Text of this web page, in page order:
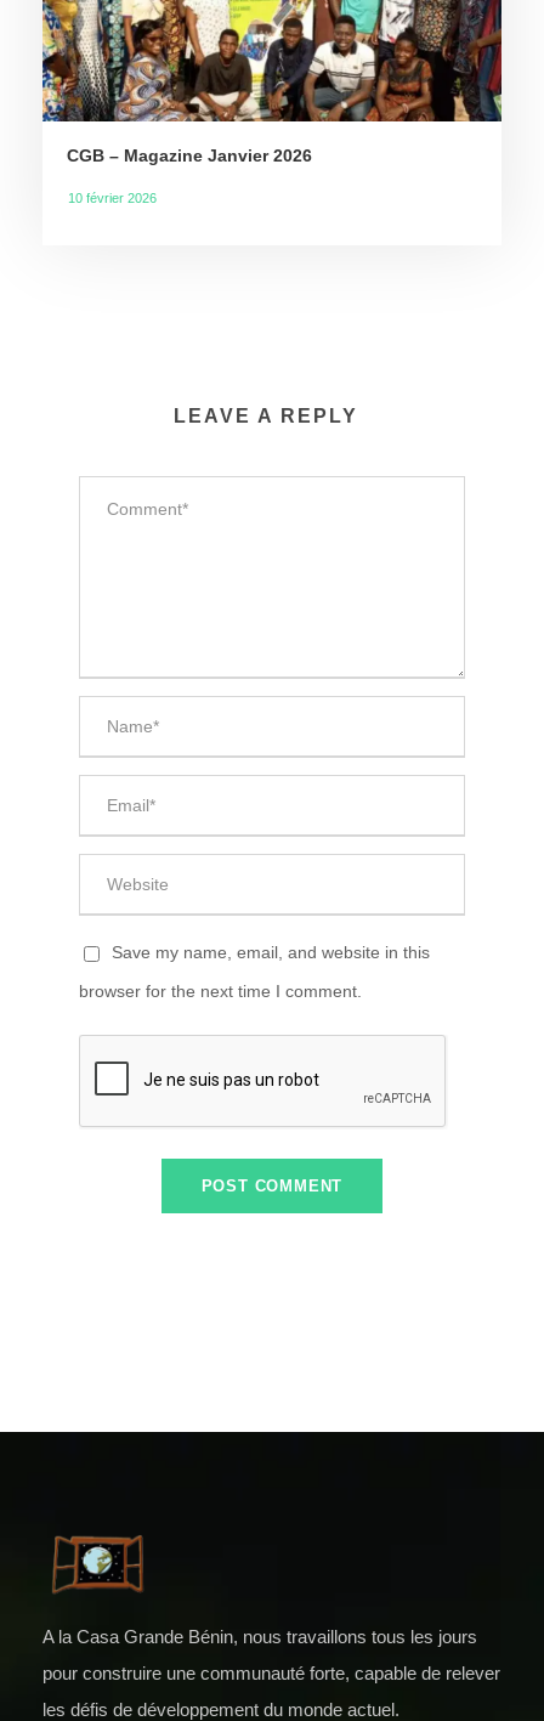
CGB – Magazine Janvier 2026
10 février 2026
LEAVE A REPLY
Save my name, email, and website in this
browser for the next time I comment.
A la Casa Grande Bénin, nous travaillons tous les jours
pour construire une communauté forte, capable de relever
les défis de développement du monde actuel.